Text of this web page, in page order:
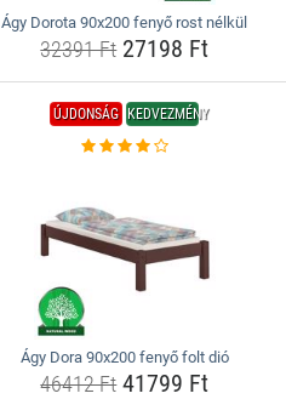
Ágy Dorota 90x200 fenyő rost nélkül
32391 Ft27198 Ft
ÚJDONSÁG KEDVEZMÉNY
Ágy Dora 90x200 fenyő folt dió
46412 Ft41799 Ft